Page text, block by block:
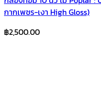
กากเพชร-เงา High Gloss)
฿2,500.00